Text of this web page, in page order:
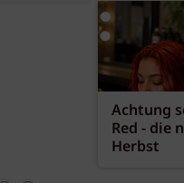
Achtung
Red - die
Herbst